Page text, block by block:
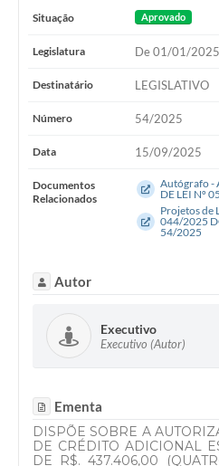
Agenda
WebMail
FAQ / Perguntas e Respostas
Situação Aprovado
Legislatura De 01/01/
Destinatário LEGISLATIVO
Número 54/2025
Data 15/09/2025
Documentos
Relacionados
Autógrafo -
DE LEI Nº
Projetos de
044/2025
54/2025
Autor
Executivo
Executivo (Autor)
Ementa
DISPÕE SOBRE A
DE CRÉDITO ADICIONAL
DE R$. 437.406,00